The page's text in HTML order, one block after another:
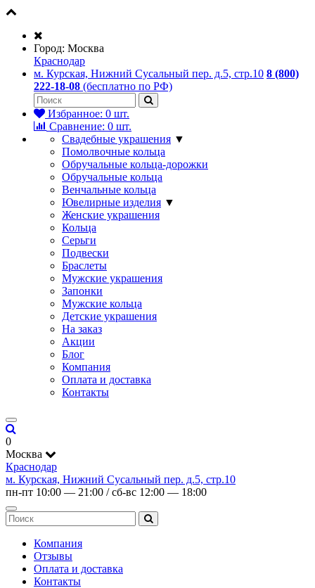
Город: Москва
Краснодар
м. Курская, Нижний Сусальный пер. д.5, стр.10 8 (800)
222-18-08 (бесплатно по РФ)
Избранное: 0 шт.
Сравнение: 0 шт.
Свадебные украшения ▼
Помолвочные кольца
Обручальные кольца-дорожки
Обручальные кольца
Венчальные кольца
Ювелирные изделия ▼
Женские украшения
Кольца
Серьги
Подвески
Браслеты
Мужские украшения
Запонки
Мужские кольца
Детские украшения
На заказ
Акции
Блог
Компания
Оплата и доставка
Контакты
0
Москва
Краснодар
м. Курская, Нижний Сусальный пер. д.5, стр.10
пн-пт 10:00 — 21:00 / сб-вс 12:00 — 18:00
Компания
Отзывы
Оплата и доставка
Контакты